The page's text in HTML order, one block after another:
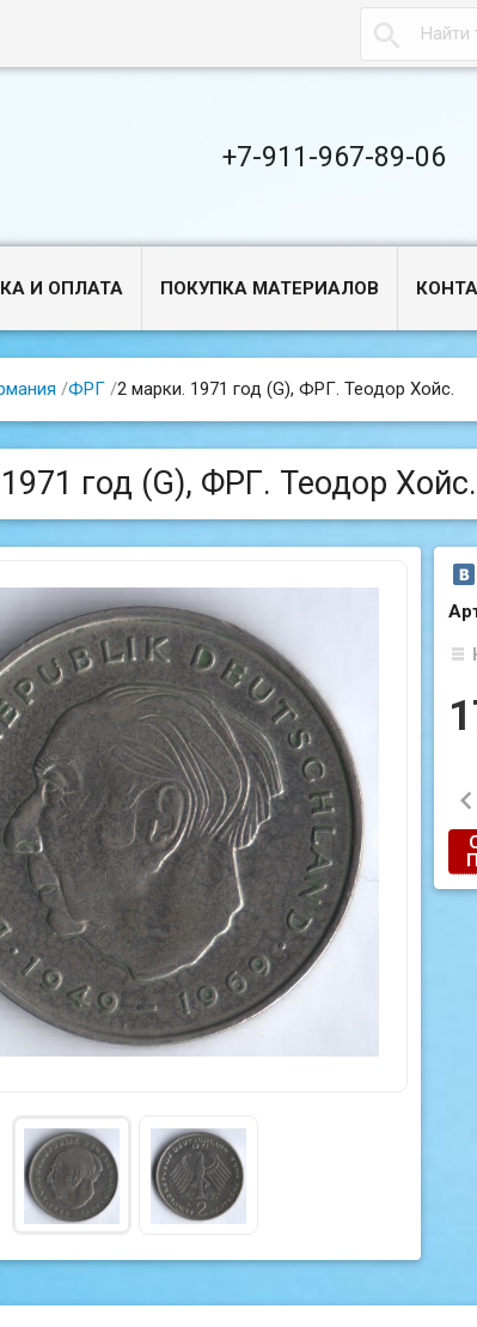

+7-911-967-89-06
И ОПЛАТА ПОКУПКА МАТЕРИАЛОВ
/ФРГ /2 марки. 1971 год (G), ФРГ. Теодор Хойс.
год (G), ФРГ. Теодор Хойс.
